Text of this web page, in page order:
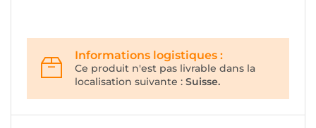
Informations logistiques :
Ce produit n'est pas livrable dans la
localisation suivante : Suisse.